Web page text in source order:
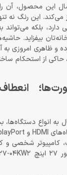
این محصول، آن را
می‌کند. این رنگ نه
دارد، بلکه
بیفزاید.
حاکی از استحکام
به انواع
کامپیوتر شخصی و